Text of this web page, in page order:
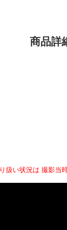
商品詳
い状況は 撮影当